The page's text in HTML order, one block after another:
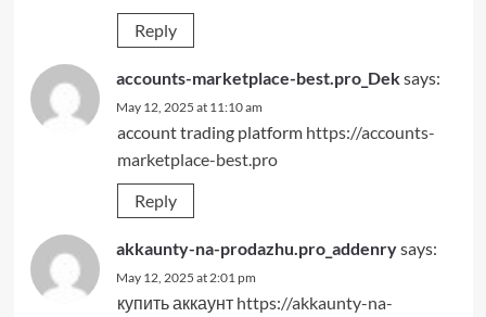
Reply
accounts-marketplace-best.pro_Deksays:
May 12, 2025 at 11:10 am
account trading platform https://accounts-
marketplace-best.pro
Reply
akkaunty-na-prodazhu.pro_addenrysays:
May 12, 2025 at 2:01 pm
купить аккаунт https://akkaunty-na-